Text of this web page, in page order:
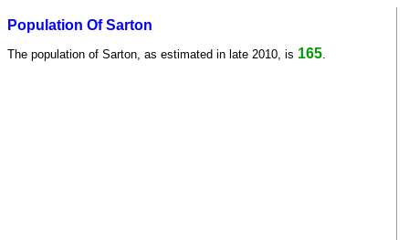
Population Of Sarton
The population of Sarton, as estimated in late 2010, is 165